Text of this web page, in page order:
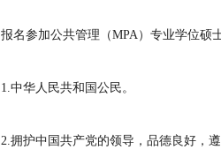
报名参加公共管理（MPA）专业学位硕
1.中华人民共和国公民。
2.拥护中国共产党的领导，品德良好，遵